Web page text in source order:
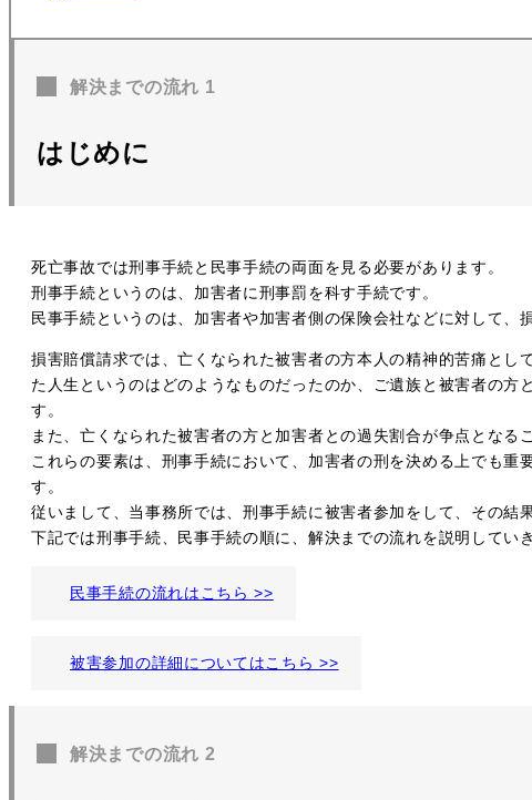
解決までの流れ 1
はじめに
死亡事故では刑事手続と民事手続の両面を見る必要があります。
刑事手続というのは、加害者に刑事罰を科す手続です。
民事手続というのは、加害者や加害者側の保険会社などに対して、
損害賠償請求では、亡くなられた被害者の方本人の精神的苦痛と
た人生というのはどのようなものだったのか、ご遺族と被害者の
す。
また、亡くなられた被害者の方と加害者との過失割合が争点となる
これらの要素は、刑事手続において、加害者の刑を決める上でも
す。
従いまして、当事務所では、刑事手続に被害者参加をして、その結
下記では刑事手続、民事手続の順に、解決までの流れを説明していき
民事手続の流れはこちら >>
被害参加の詳細についてはこちら >>
解決までの流れ 2